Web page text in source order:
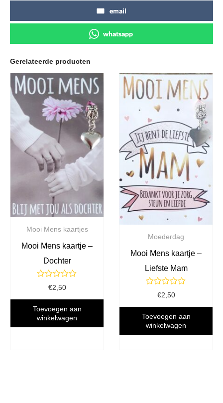
email
whatsapp
Gerelateerde producten
Mooi Mens kaartjes
Mooi Mens kaartje –
Dochter
Gewaardeerd
uit
5
€2,50
Toevoegen aan
winkelwagen
Moederdag
Mooi Mens kaartje –
Liefste Mam
Gewaardeerd
uit
5
€2,50
Toevoegen aan
winkelwagen